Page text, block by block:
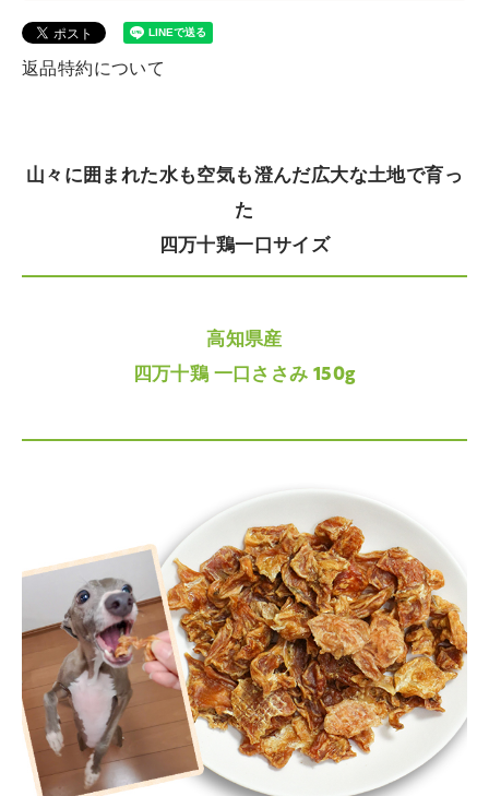
返品特約について
山々に囲まれた水も空気も澄んだ広大な土地で育っ
た
四万十鶏一口サイズ
高知県産
四万十鶏 一口ささみ 150g